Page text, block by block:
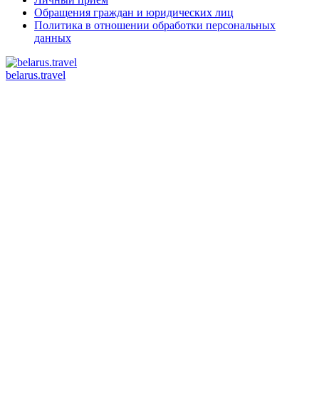
Обращения граждан и юридических лиц
Политика в отношении обработки персональных
данных
belarus.travel